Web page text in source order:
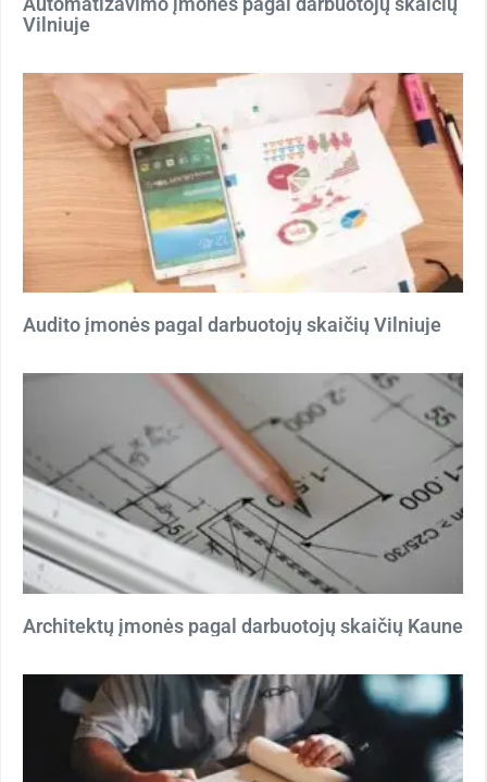
Vilniuje
Audito įmonės pagal darbuotojų skaičių Vilniuje
Architektų įmonės pagal darbuotojų skaičių Kaune